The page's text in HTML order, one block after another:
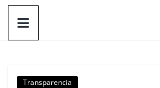
Transparencia